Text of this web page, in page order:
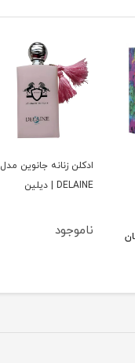
ادكلن زنانه جانوين مدل
DELAINE | ديلين
ناموجود